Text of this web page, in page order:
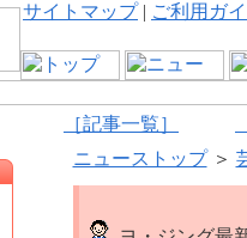
サイトマップ| ご利用ガ
［記事一覧］
ニューストップ＞